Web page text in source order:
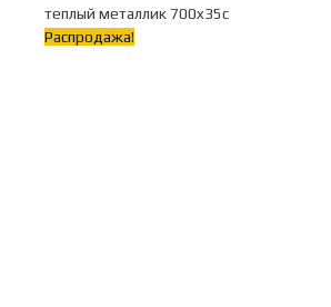
теплый металлик 700x35c
Распродажа!